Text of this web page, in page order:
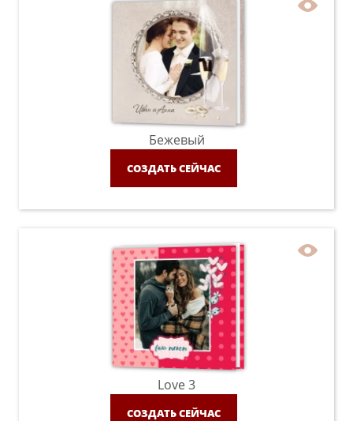
Бежевый
СОЗДАТЬ СЕЙЧАС
Love 3
СОЗДАТЬ СЕЙЧАС